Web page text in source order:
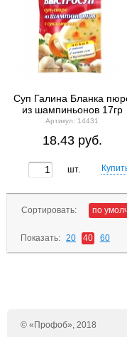
Суп Галина Бланка
из шампиньонов 17гр
Артикул: 14431
18.43 руб.
шт.
Сортировать: по
Показать: 20 40 60
© «Профоб», 2018